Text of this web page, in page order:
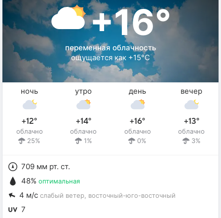
+16°
переменная облачность
ощущается как +15°C
ночь
+12°
облачно
25%
утро
+14°
облачно
1%
день
+16°
облачно
0%
вечер
+13°
облачно
3%
709 мм рт. ст.
48% оптимальная
4 м/с слабый ветер , восточный-юго-восточный
7